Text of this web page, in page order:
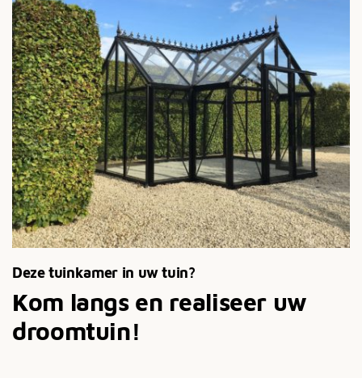
Deze tuinkamer in uw tuin?
Kom langs en realiseer uw
droomtuin!